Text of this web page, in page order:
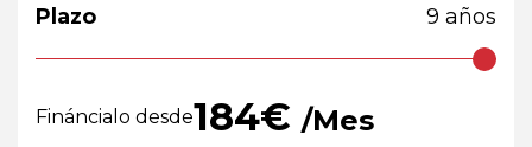
Plazo 9 años
Fináncialo desde184€ /Mes